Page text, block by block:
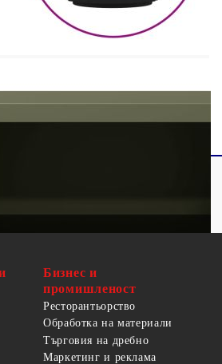
x 39 x 43,5 см (Д x Ш x В)
Бизнес и
промишленост
Ресторантьорство
Обработка на материали
Търговия на дребно
Маркетинг и реклама